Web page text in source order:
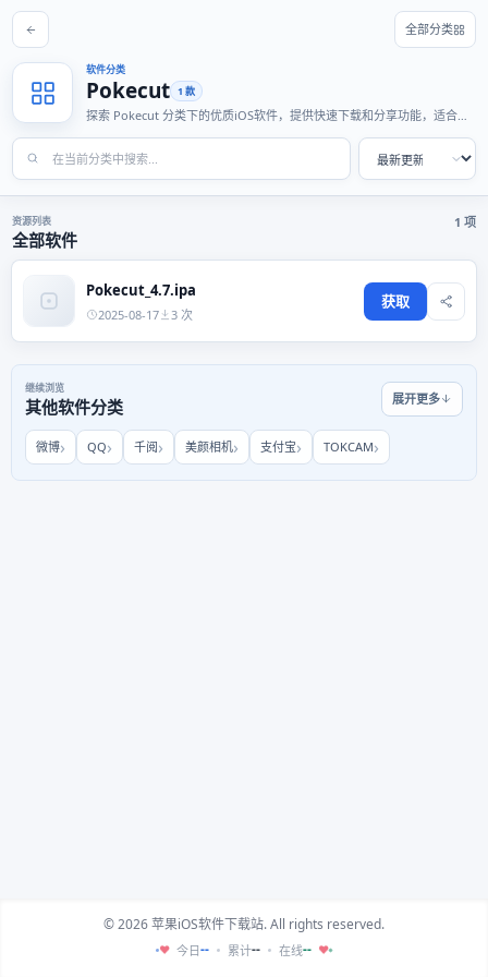
全部分类
软件分类
Pokecut 1 款
探索 Pokecut 分类下的优质iOS软件，提供快速下载和分享功能，适合各
资源列表
全部软件
1 项
Pokecut_4.7.ipa
2025-08-17 3 次
获取
继续浏览
其他软件分类 展开更多
微博 QQ 千阅 美颜相机 支付宝 TOKCAM
© 2026 苹果iOS软件下载站. All rights reserved.
♥ 今日-- 累计-- 在线-- ♥